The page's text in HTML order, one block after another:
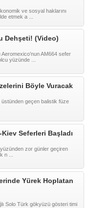
ve sosyal haklarını
etmek a ...
Dehşeti! (Video)
Aeromexico’nun AM664 sefer
yüzünde ...
Böyle Vuracak
üstünden geçen balistik füze
Seferleri Başladı
zor günler geçiren
n ...
Yürek Hoplatan
Solo Türk gökyüzü gösteri timi